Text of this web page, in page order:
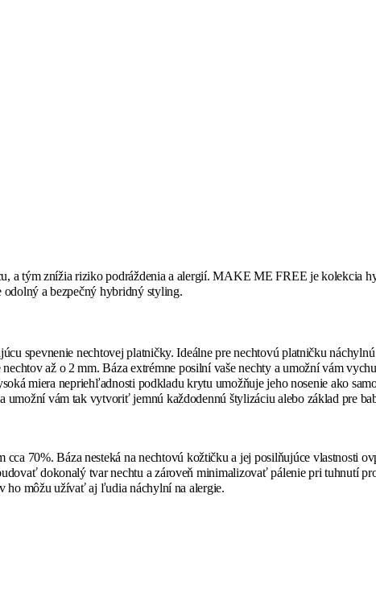
a tým znížia riziko podráždenia a alergií. MAKE ME FREE je kolekcia
a bezpečný hybridný styling.
spevnenie nechtovej platničky. Ideálne pre nechtovú platničku
až o 2 mm. Báza extrémne posilní vaše nechty a umožní vám
miera nepriehľadnosti podkladu krytu umožňuje jeho nosenie ako
vám tak vytvoriť jemnú každodennú štylizáciu alebo základ pre
70%. Báza nesteká na nechtovú kožtičku a jej posilňujúce vlastnosti
dokonalý tvar nechtu a zároveň minimalizovať pálenie pri tuhnutí
ho môžu užívať aj ľudia náchylní na alergie.